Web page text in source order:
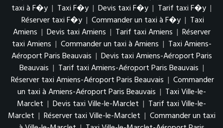
taxi à F�y | Taxi F�y | Devis taxi F�y | Tarif taxi F�y |
Réserver taxi F�y | Commander un taxi à F�y | Taxi
Amiens | Devis taxi Amiens | Tarif taxi Amiens | Réserver
taxi Amiens | Commander un taxi à Amiens | Taxi Amiens-
Aéroport Paris Beauvais | Devis taxi Amiens-Aéroport Paris
Beauvais | Tarif taxi Amiens-Aéroport Paris Beauvais |
Réserver taxi Amiens-Aéroport Paris Beauvais | Commander
un taxi à Amiens-Aéroport Paris Beauvais | Taxi Ville-le-
Marclet | Devis taxi Ville-le-Marclet | Tarif taxi Ville-le-
Marclet | Réserver taxi Ville-le-Marclet | Commander un taxi